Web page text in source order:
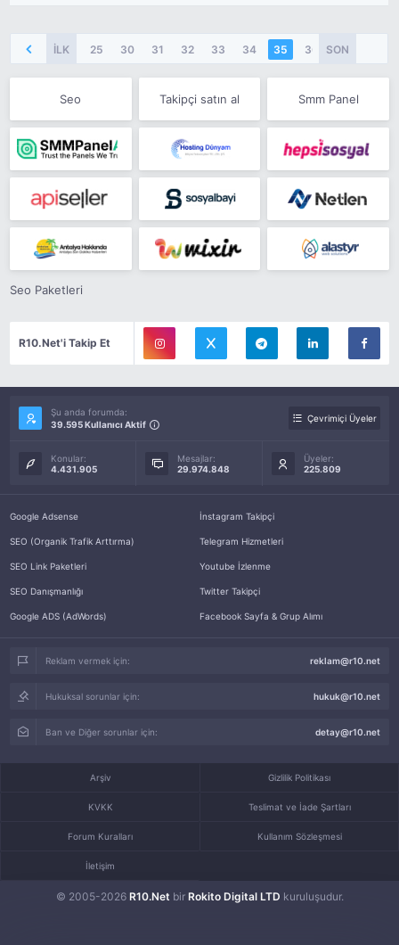
İLK 25 30 31 32 33 34 35 36 37
SON
Seo Takipçi satın al Smm Panel
Seo Paketleri
R10.Net'i Takip Et
Şu anda forumda:
39.595 Kullanıcı Aktif
Çevrimiçi Üyeler
Konular:
4.431.905
Mesajlar:
29.974.848
Üyeler:
225.809
Google Adsense
SEO (Organik Trafik Arttırma)
SEO Link Paketleri
SEO Danışmanlığı
Google ADS (AdWords)
İnstagram Takipçi
Telegram Hizmetleri
Youtube İzlenme
Twitter Takipçi
Facebook Sayfa & Grup Alımı
Reklam vermek için: reklam@r10.net
Hukuksal sorunlar için: hukuk@r10.net
Ban ve Diğer sorunlar için: detay@r10.net
© 2005-2026 R10.Net bir Rokito Digital LTD kuruluşudur.
Arşiv Gizlilik Politikası
KVKK Teslimat ve İade Şartları
Forum Kuralları Kullanım Sözleşmesi
İletişim